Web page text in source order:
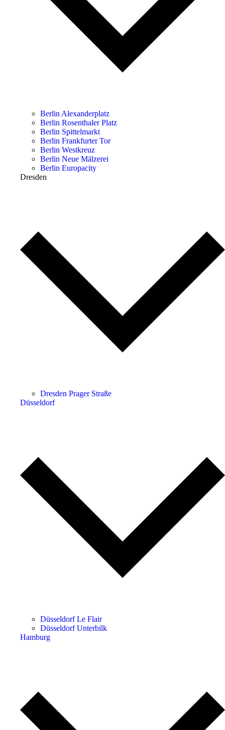
Berlin Alexanderplatz
Berlin Rosenthaler Platz
Berlin Spittelmarkt
Berlin Frankfurter Tor
Berlin Westkreuz
Berlin Neue Mälzerei
Berlin Europacity
Dresden
Dresden Prager Straße
Düsseldorf
Düsseldorf Le Flair
Düsseldorf Unterbilk
Hamburg